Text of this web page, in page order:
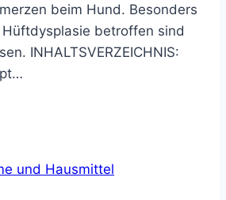
beim Hund. Besonders
betroffen sind
INHALTSVERZEICHNIS: